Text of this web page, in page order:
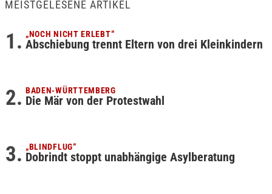
MEISTGELESENE ARTIKEL
„NOCH NICHT ERLEBT“
Abschiebung trennt Eltern von drei Kleinkindern
BADEN-WÜRTTEMBERG
Die Mär von der Protestwahl
„BLINDFLUG“
Dobrindt stoppt unabhängige Asylberatung